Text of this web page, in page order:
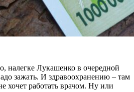
налегке Лукашенко в очередной
зажать. И здравоохранению – там
хочет работать врачом. Ну или